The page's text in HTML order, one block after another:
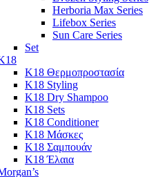
Herboria Max Series
Lifebox Series
Sun Care Series
Set
K18 Θερμοπροστασία
K18 Styling
K18 Dry Shampoo
K18 Sets
K18 Conditioner
K18 Μάσκες
K18 Σαμπουάν
K18 Έλαια